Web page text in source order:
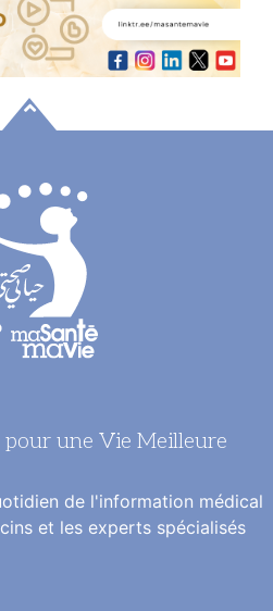
pour une Vie Meilleure
de l'information médical
et les experts spécialisés